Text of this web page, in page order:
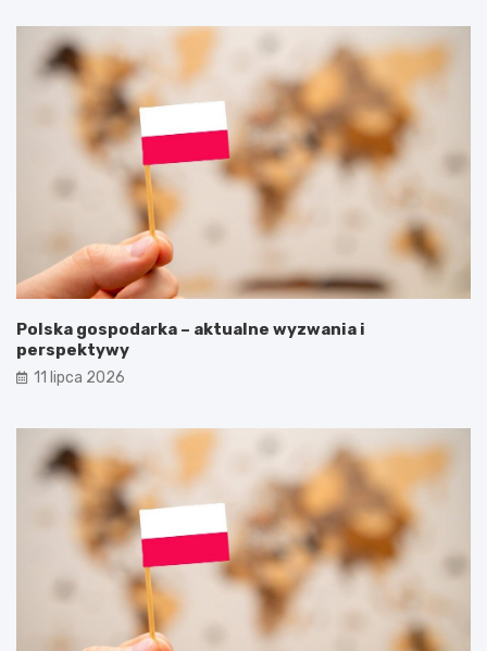
Polska gospodarka – aktualne wyzwania i
perspektywy
11 lipca 2026